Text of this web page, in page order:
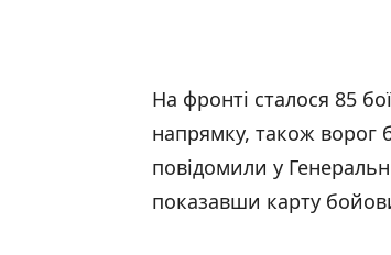
На фронті сталося 85
напрямку, також ворог
повідомили у
показавши карту